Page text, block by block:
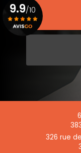
326 rue
9.9/10